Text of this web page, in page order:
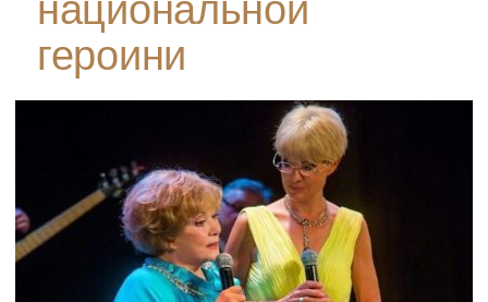
национальной
героини